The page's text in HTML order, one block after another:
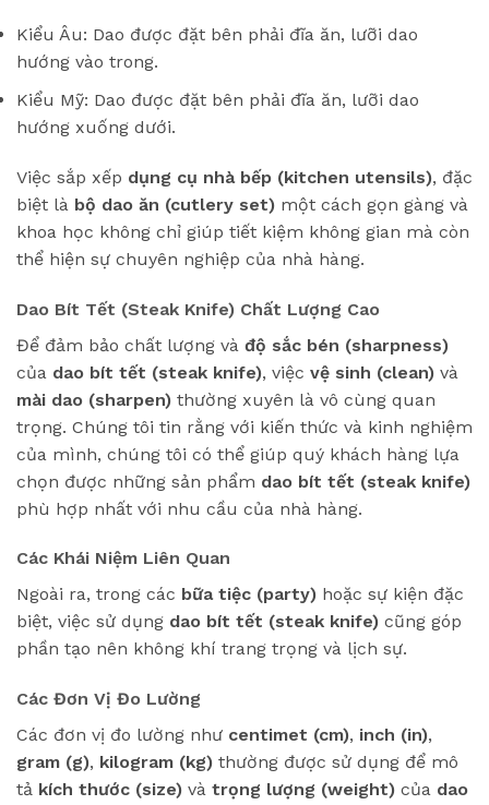
Kiểu Âu: Dao được đặt bên phải đĩa ăn, lưỡi dao
hướng vào trong.
Kiểu Mỹ: Dao được đặt bên phải đĩa ăn, lưỡi dao
hướng xuống dưới.
Việc sắp xếp dụng cụ nhà bếp (kitchen utensils), đặc
biệt là bộ dao ăn (cutlery set) một cách gọn gàng và
khoa học không chỉ giúp tiết kiệm không gian mà còn
thể hiện sự chuyên nghiệp của nhà hàng.
Dao Bít Tết (Steak Knife) Chất Lượng Cao
Để đảm bảo chất lượng và độ sắc bén (sharpness)
của dao bít tết (steak knife), việc vệ sinh (clean) và
mài dao (sharpen) thường xuyên là vô cùng quan
trọng. Chúng tôi tin rằng với kiến thức và kinh nghiệm
của mình, chúng tôi có thể giúp quý khách hàng lựa
chọn được những sản phẩm dao bít tết (steak knife)
phù hợp nhất với nhu cầu của nhà hàng.
Các Khái Niệm Liên Quan
Ngoài ra, trong các bữa tiệc (party) hoặc sự kiện đặc
biệt, việc sử dụng dao bít tết (steak knife) cũng góp
phần tạo nên không khí trang trọng và lịch sự.
Các Đơn Vị Đo Lường
Các đơn vị đo lường như centimet (cm), inch (in),
gram (g), kilogram (kg) thường được sử dụng để mô
tả kích thước (size) và trọng lượng (weight) của dao